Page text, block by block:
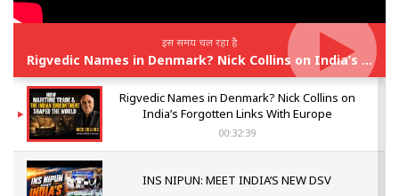
इस समय चल रहा है
Rigvedic Names in Denmark? Nick Collins on India’s Forgotten Links With Europe
Rigvedic Names in Denmark? Nick Collins on
India’s Forgotten Links With Europe
00:32:39
INS NIPUN: MEET INDIA’S NEW DSV